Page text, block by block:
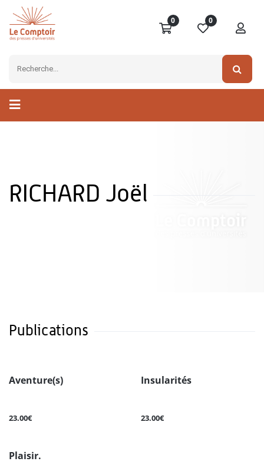
0 0
RICHARD Joël
Publications
Aventure(s)
23.00€
Insularités
23.00€
Plaisir.